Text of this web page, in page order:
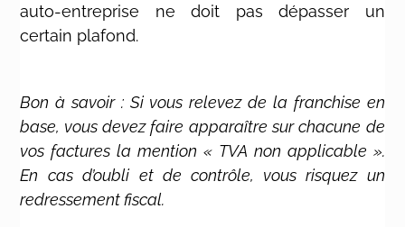
auto-entreprise ne doit pas dépasser un
certain plafond.
Bon à savoir : Si vous relevez de la franchise en
base, vous devez faire apparaître sur chacune de
vos factures la mention « TVA non applicable ».
En cas d’oubli et de contrôle, vous risquez un
redressement fiscal.